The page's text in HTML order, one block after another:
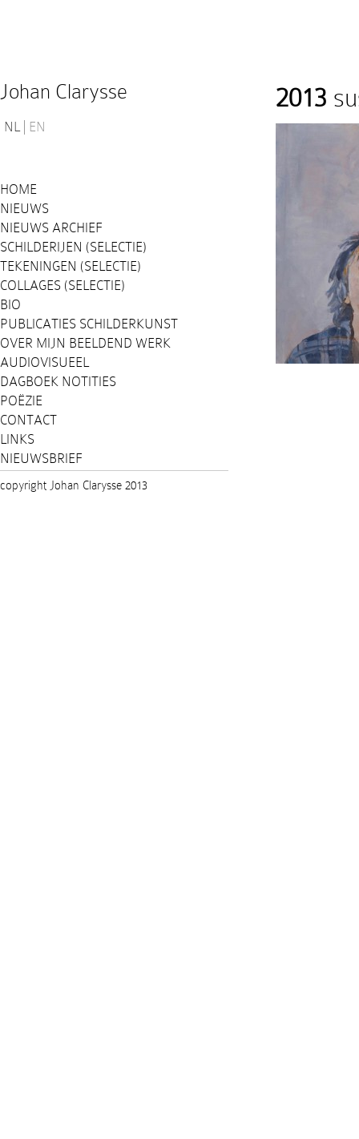
Johan Clarysse
NL EN
HOME
NIEUWS
NIEUWS ARCHIEF
SCHILDERIJEN (SELECTIE)
TEKENINGEN (SELECTIE)
COLLAGES (SELECTIE)
BIO
PUBLICATIES SCHILDERKUNST
OVER MIJN BEELDEND WERK
AUDIOVISUEEL
DAGBOEK NOTITIES
POËZIE
CONTACT
LINKS
NIEUWSBRIEF
2013
copyright Johan Clarysse 2013